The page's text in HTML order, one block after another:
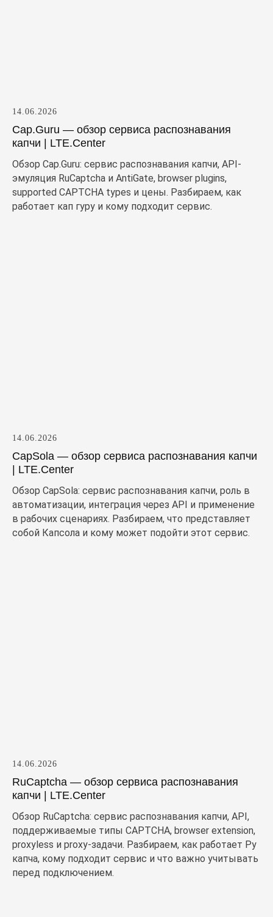
14.06.2026
Cap.Guru — обзор сервиса распознавания
капчи | LTE.Center
Обзор Cap.Guru: сервис распознавания капчи, API-
эмуляция RuCaptcha и AntiGate, browser plugins,
supported CAPTCHA types и цены. Разбираем, как
работает кап гуру и кому подходит сервис.
14.06.2026
CapSola — обзор сервиса распознавания капчи
| LTE.Center
Обзор CapSola: сервис распознавания капчи, роль в
автоматизации, интеграция через API и применение
в рабочих сценариях. Разбираем, что представляет
собой Капсола и кому может подойти этот сервис.
14.06.2026
RuCaptcha — обзор сервиса распознавания
капчи | LTE.Center
Обзор RuCaptcha: сервис распознавания капчи, API,
поддерживаемые типы CAPTCHA, browser extension,
proxyless и proxy-задачи. Разбираем, как работает Ру
капча, кому подходит сервис и что важно учитывать
перед подключением.